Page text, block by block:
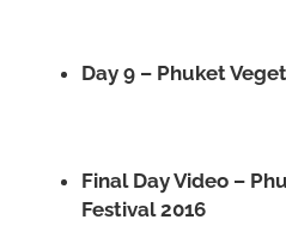
Day 9 – Phuket
Final Day Video –
Festival 2016